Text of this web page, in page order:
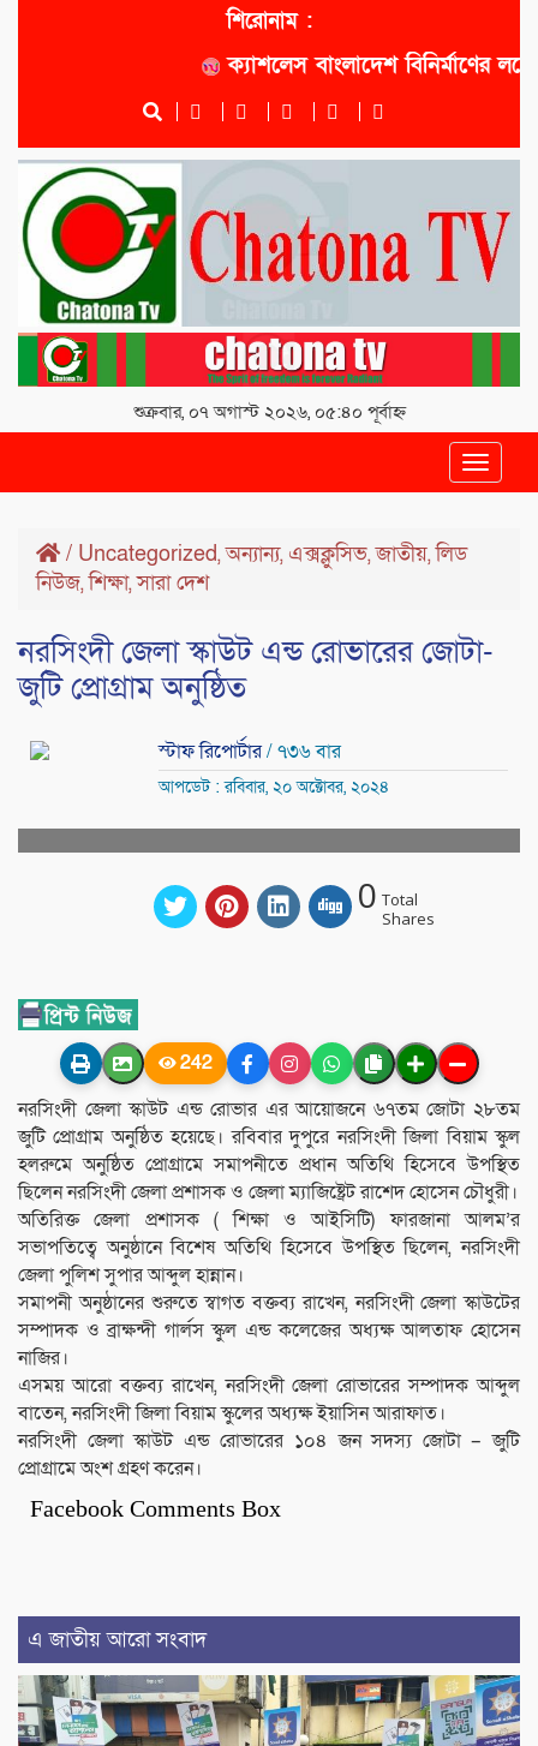
শিরোনাম :
ক্যাশলেস বাংলাদেশ বিনির্মাণের লক্ষ্যে
শুক্রবার, ০৭ অগাস্ট ২০২৬, ০৫:৪০ পূর্বাহ্ন
Toggle
/ Uncategorized,অন্যান্য, এক্সক্লুসিভ,জাতীয়,লিড
নিউজ,শিক্ষা,সারা দেশ
নরসিংদী জেলা স্কাউট এন্ড রোভারের জোটা-
জুটি প্রোগ্রাম অনুষ্ঠিত
স্টাফ রিপোর্টার/ ৭৩৬ বার
আপডেট : রবিবার, ২০ অক্টোবর, ২০২৪
0 Total
Shares
242
নরসিংদী জেলা স্কাউট এন্ড রোভার এর আয়োজনে ৬৭তম জোটা ২৮তম
জুটি প্রোগ্রাম অনুষ্ঠিত হয়েছে। রবিবার দুপুরে নরসিংদী জিলা বিয়াম স্কুল
হলরুমে অনুষ্ঠিত প্রোগ্রামে সমাপনীতে প্রধান অতিথি হিসেবে উপস্থিত
ছিলেন নরসিংদী জেলা প্রশাসক ও জেলা ম্যাজিষ্ট্রেট রাশেদ হোসেন চৌধুরী।
অতিরিক্ত জেলা প্রশাসক ( শিক্ষা ও আইসিটি) ফারজানা আলম’র
সভাপতিত্বে অনুষ্ঠানে বিশেষ অতিথি হিসেবে উপস্থিত ছিলেন, নরসিংদী
জেলা পুলিশ সুপার আব্দুল হান্নান।
সমাপনী অনুষ্ঠানের শুরুতে স্বাগত বক্তব্য রাখেন, নরসিংদী জেলা স্কাউটের
সম্পাদক ও ব্রাক্ষন্দী গার্লস স্কুল এন্ড কলেজের অধ্যক্ষ আলতাফ হোসেন
নাজির।
এসময় আরো বক্তব্য রাখেন, নরসিংদী জেলা রোভারের সম্পাদক আব্দুল
বাতেন, নরসিংদী জিলা বিয়াম স্কুলের অধ্যক্ষ ইয়াসিন আরাফাত।
নরসিংদী জেলা স্কাউট এন্ড রোভারের ১০৪ জন সদস্য জোটা – জুটি
প্রোগ্রামে অংশ গ্রহণ করেন।
Facebook Comments Box
এ জাতীয় আরো সংবাদ